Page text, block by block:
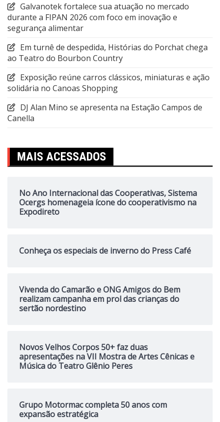
Galvanotek fortalece sua atuação no mercado
durante a FIPAN 2026 com foco em inovação e
segurança alimentar
Em turnê de despedida, Histórias do Porchat chega
ao Teatro do Bourbon Country
Exposição reúne carros clássicos, miniaturas e ação
solidária no Canoas Shopping
DJ Alan Mino se apresenta na Estação Campos de
Canella
MAIS ACESSADOS
No Ano Internacional das Cooperativas, Sistema
Ocergs homenageia ícone do cooperativismo na
Expodireto
Conheça os especiais de inverno do Press Café
Vivenda do Camarão e ONG Amigos do Bem
realizam campanha em prol das crianças do
sertão nordestino
Novos Velhos Corpos 50+ faz duas
apresentações na VII Mostra de Artes Cênicas e
Música do Teatro Glênio Peres
Grupo Motormac completa 50 anos com
expansão estratégica